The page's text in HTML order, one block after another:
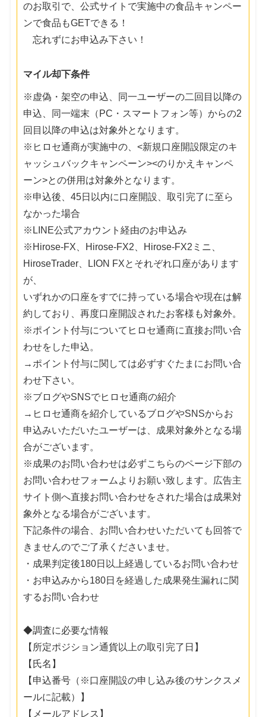
のお取引で、公式サイトで実施中の食品キャンペー
ンで食品もGETできる！
忘れずにお申込み下さい！
マイル却下条件
※虚偽・架空の申込、同一ユーザーの二回目以降の
申込、同一端末（PC・スマートフォン等）からの2
回目以降の申込は対象外となります。
※ヒロセ通商が実施中の、<新規口座開設限定のキ
ャッシュバックキャンペーン><のりかえキャンペ
ーン>との併用は対象外となります。
※申込後、45日以内に口座開設、取引完了に至ら
なかった場合
※LINE公式アカウント経由のお申込み
※Hirose-FX、Hirose-FX2、Hirose-FX2ミニ、
HiroseTrader、LION FXとそれぞれ口座があります
が、
いずれかの口座をすでに持っている場合や現在は解
約しており、再度口座開設されたお客様も対象外。
※ポイント付与についてヒロセ通商に直接お問い合
わせをした申込。
→ポイント付与に関しては必ずすぐたまにお問い合
わせ下さい。
※ブログやSNSでヒロセ通商の紹介
→ヒロセ通商を紹介しているブログやSNSからお
申込みいただいたユーザーは、成果対象外となる場
合がございます。
※成果のお問い合わせは必ずこちらのページ下部の
お問い合わせフォームよりお願い致します。広告主
サイト側へ直接お問い合わせをされた場合は成果対
象外となる場合がございます。
下記条件の場合、お問い合わせいただいても回答で
きませんのでご了承くださいませ。
・成果判定後180日以上経過しているお問い合わせ
・お申込みから180日を経過した成果発生漏れに関
するお問い合わせ
◆調査に必要な情報
【所定ポジション通貨以上の取引完了日】
【氏名】
【申込番号（※口座開設の申し込み後のサンクスメ
ールに記載）】
【メールアドレス】